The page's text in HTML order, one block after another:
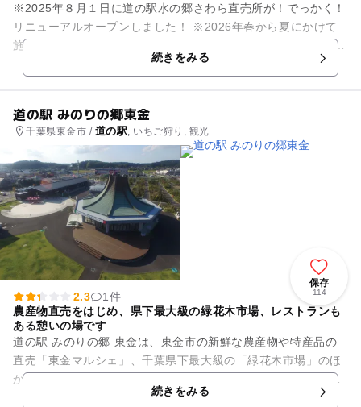
※2025年８月１日に道の駅水の郷さわら直売所が！でっかく！
リニューアルオープンしました！ ※2026年春から夏にかけて
施設内外が大幅にリニューアルされます！ 地場産の新鮮野菜果
続きをみる
道の駅 みのりの郷東金
千葉県東金市 / 道の駅, いちご狩り, 観光
保存
114
2.3
1件
農産物直売をはじめ、県下最大級の緑花木市場、レストランも
ある憩いの場です
道の駅 みのりの郷 東金は、東金市の新鮮な農産物や特産品の
直売「東金マルシェ」、千葉県下最大級の「緑花木市場」のほ
か、地元の新鮮な食材を使ったカフェ＆レストラン「とっチー
ノ」、イベント広場などを...続きをみる